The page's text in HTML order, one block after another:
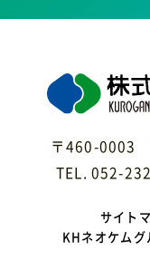
〒460-0003
TEL. 052-
サイト
KHネオケムグ